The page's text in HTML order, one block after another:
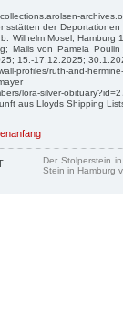
der
Wilhelm Mosel,
Mails von Pamela
15.-17.12.2025;
profiles/ruth-and-
lora-silver-
aus Lloyds Shipping
Der Stolperstein
Stein in Hamburg